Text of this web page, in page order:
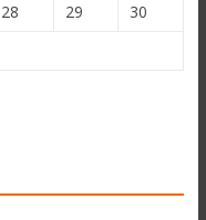
28 29
30